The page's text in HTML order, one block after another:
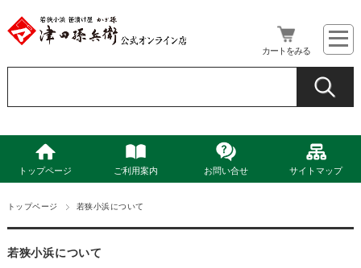
カートをみる
トップページ ご利用案内 お問い合せ サイトマップ
トップページ 若狭小浜について
若狭小浜について